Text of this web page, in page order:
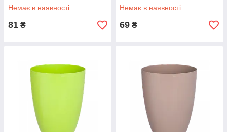
Немає в наявності
81 ₴
Немає в наявності
69 ₴